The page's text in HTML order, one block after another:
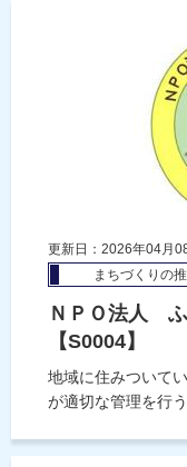
更新日：2026年04月
まちづくりの
ＮＰＯ法人
【S0004】
地域に住みついて
が適切な管理を行